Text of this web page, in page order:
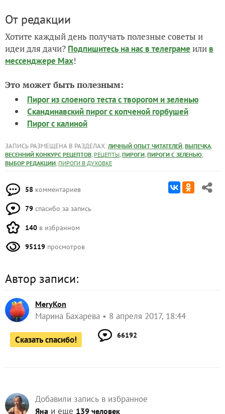
От редакции
Хотите каждый день получать полезные советы и
идеи для дачи? Подпишитесь на нас в телеграме или в
мессенджере Max!
Это может быть полезным:
Пирог из слоеного теста с творогом и зеленью
Скандинавский пирог с копченой горбушей
Пирог с калиной
ЗАПИСЬ РАЗМЕЩЕНА В РАЗДЕЛАХ: ЛИЧНЫЙ ОПЫТ ЧИТАТЕЛЕЙ, ВЫПЕЧКА,
ВЕСЕННИЙ КОНКУРС РЕЦЕПТОВ, РЕЦЕПТЫ, ПИРОГИ, ПИРОГИ С ЗЕЛЕНЬЮ,
ВЫБОР РЕДАКЦИИ, ПИРОГИ В ДУХОВКЕ
58 комментариев
79 спасибо за запись
140 в избранном
95119 просмотров
Автор записи:
MeryKon
Марина Бахарева 8 апреля 2017, 18:44
Сказать спасибо! 66192
Добавили запись в избранное
Яна и еще 139 человек